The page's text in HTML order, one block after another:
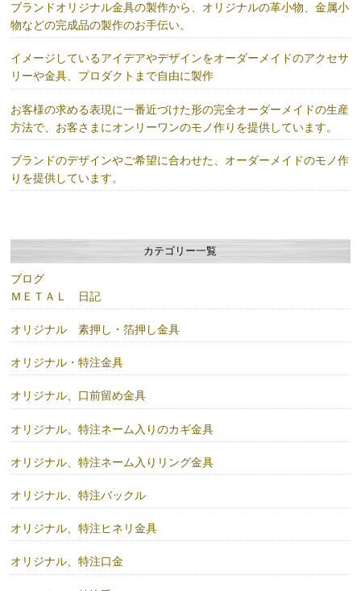
ブランドオリジナル金具の製作から、オリジナルの革小物、金属小
物などの完成品の製作のお手伝い。
イメージしているアイデアやデザインをオーダーメイドのアクセサ
リーや金具、プロダクトまで自由に製作
お客様の求める表現に一番近づけた形の完全オーダーメイドの生産
方法で、お客さまにオンリーワンのモノ作りを提供しています。
ブランドのデザインやご希望に合わせた、オーダーメイドのモノ作
りを提供しています。
カテゴリー一覧
ブログ
ＭＥＴＡＬ 日記
オリジナル 素押し・箔押し金具
オリジナル・特注金具
オリジナル、口前留め金具
オリジナル、特注ネーム入りのカギ金具
オリジナル、特注ネーム入りリング金具
オリジナル、特注バックル
オリジナル、特注ヒネリ金具
オリジナル、特注口金